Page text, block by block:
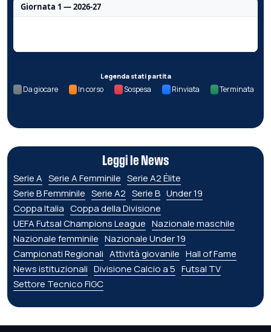
Giornata 1 — 2026-27
Legenda stati partita
Da giocare In corso Sospesa Rinviata Terminata
Leggi le News
Serie A Serie A Femminile Serie A2 Élite
Serie B Femminile Serie A2 Serie B Under 19
Coppa Italia Coppa della Divisione
UEFA Futsal Champions League Nazionale maschile
Nazionale femminile Nazionale Under 19
Campionati Regionali Attività giovanile Hall of Fame
News istituzionali Divisione Calcio a 5 Futsal TV
Settore Tecnico FIGC